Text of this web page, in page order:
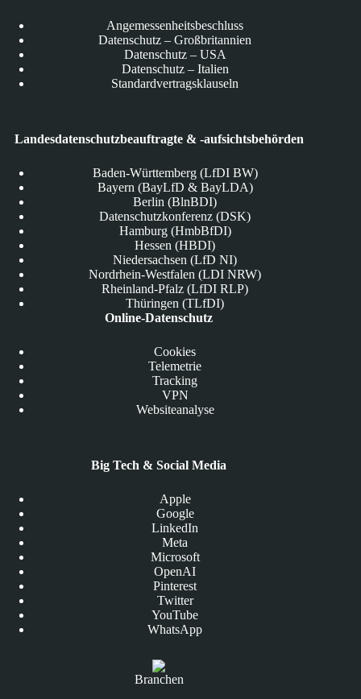
Angemessenheitsbeschluss
Datenschutz – Großbritannien
Datenschutz – USA
Datenschutz – Italien
Standardvertragsklauseln
Landesdatenschutzbeauftragte & -aufsichtsbehörden
Baden-Württemberg (LfDI BW)
Bayern (BayLfD & BayLDA)
Berlin (BlnBDI)
Datenschutzkonferenz (DSK)
Hamburg (HmbBfDI)
Hessen (HBDI)
Niedersachsen (LfD NI)
Nordrhein-Westfalen (LDI NRW)
Rheinland-Pfalz (LfDI RLP)
Thüringen (TLfDI)
Online-Datenschutz
Cookies
Telemetrie
Tracking
VPN
Websiteanalyse
Big Tech & Social Media
Apple
Google
LinkedIn
Meta
Microsoft
OpenAI
Pinterest
Twitter
YouTube
WhatsApp
Branchen